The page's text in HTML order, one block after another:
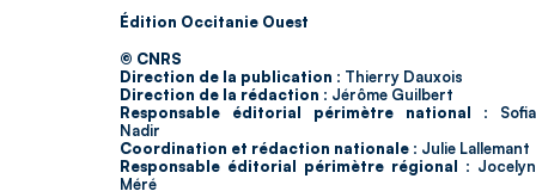
Édition Occitanie Ouest
© CNRS
Direction de la publication : Thierry Dauxois
Direction de la rédaction : Jérôme Guilbert
Responsable éditorial périmètre national : Sofia
Nadir
Coordination et rédaction nationale : Julie Lallemant
Responsable éditorial périmètre régional : Jocelyn
Méré